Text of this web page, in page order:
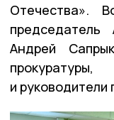
Отечества».
Андрей
и